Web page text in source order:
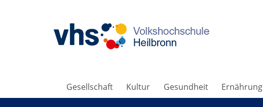
Gesellschaft Kultur Gesundheit Ernährung